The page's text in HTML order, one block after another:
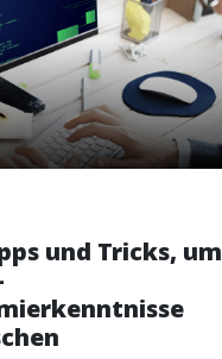
und Tricks, um